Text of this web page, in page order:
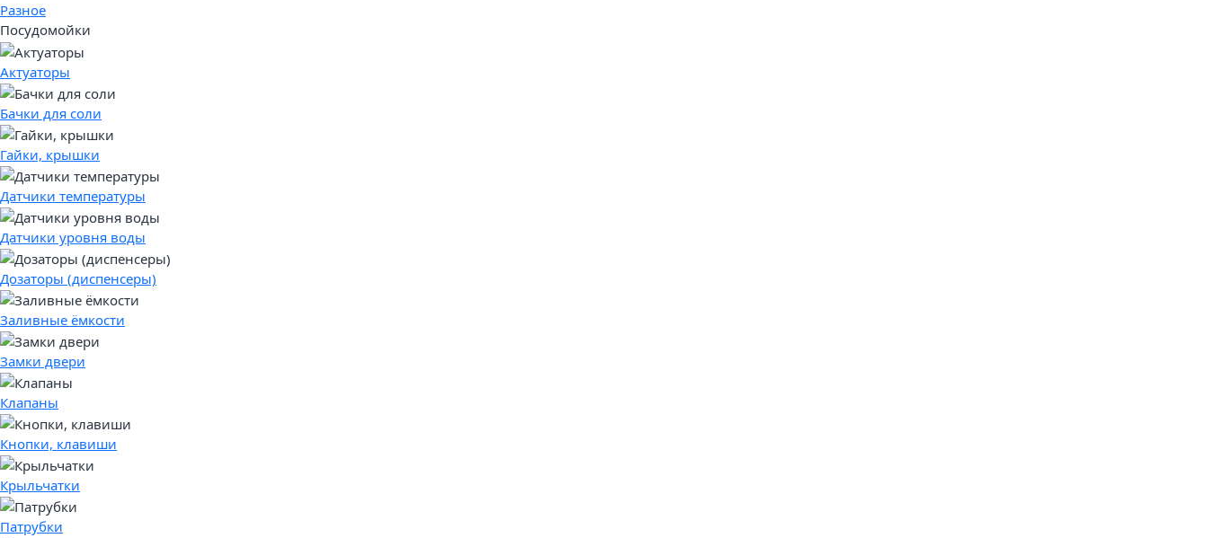
Разное
Посудомойки
Актуаторы
Бачки для соли
Гайки, крышки
Датчики температуры
Датчики уровня воды
Дозаторы (диспенсеры)
Заливные ёмкости
Замки двери
Клапаны
Кнопки, клавиши
Крыльчатки
Патрубки